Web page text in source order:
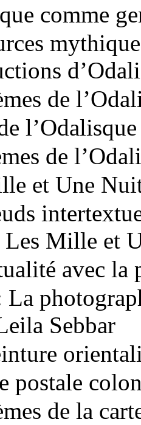
comme
de
l’Odalisque
de
et Une
Les Mille et
avec la
Sebbar
postale
de la